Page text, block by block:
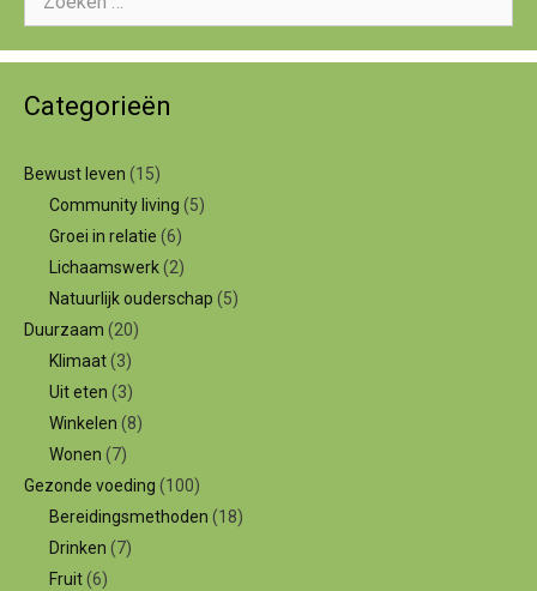
naar:
Categorieën
Bewust leven (15)
Community living (5)
Groei in relatie (6)
Lichaamswerk(2)
Natuurlijk ouderschap (5)
Duurzaam (20)
Klimaat(3)
Uit eten (3)
Winkelen (8)
Wonen (7)
Gezonde voeding (100)
Bereidingsmethoden (18)
Drinken (7)
Fruit(6)